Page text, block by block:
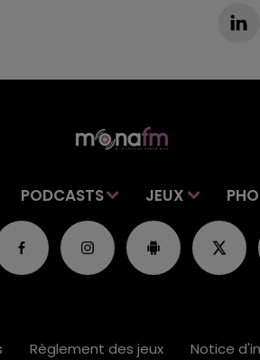
PODCASTS JEUX
Règlement des jeux Notice